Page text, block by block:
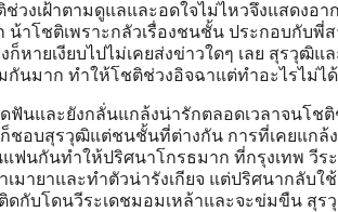
วงเฝ้าตามดูแลและอดใจไม่ไหวจึงแสดงอา
น้าโชติเพราะกลัวเรื่องชนชั้น ประกอบกับพี่
หายเงียบไปไม่เคยส่งข่าวใดๆ เลย สุรวุฒิแ
กันมาก ทำให้โชติช่วงอิจฉาแต่ทำอะไรไม่ได้
ฟันและยังกลั่นแกล้งน่ารักตลอดเวลาจนโชติ
ชอบสุรวุฒิแต่ชนชั้นที่ต่างกัน การที่เคยแกล้
ฟนกันทำให้ปริศนาโกรธมาก ที่กรุงเทพ วีระ
มายาและทำตัวน่ารังเกียจ แต่ปริศนากลับใ
กับโดนวีระเดชมอมเหล้าและจะข่มขืน สุร